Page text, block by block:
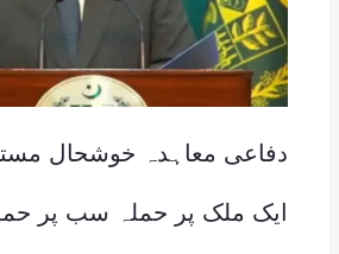
دفاعی معاہدہ خوشحال
ایک ملک پر حملہ سب پر